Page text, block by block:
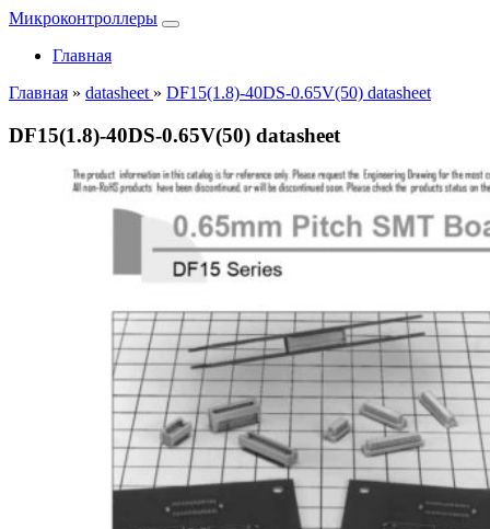
Микроконтроллеры
Главная
Главная » datasheet » DF15(1.8)-40DS-0.65V(50) datasheet
DF15(1.8)-40DS-0.65V(50) datasheet